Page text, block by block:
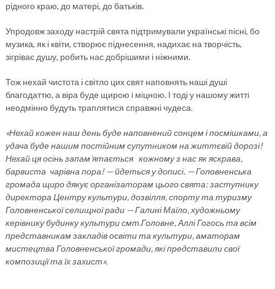
рідного краю, до матері, до батьків.
Упродовж заходу настрій свята підтримували українські пісні, бо
музика, як і квіти, створює піднесення, надихає на творчість,
зігріває душу, робить нас добрішими і ніжними.
Тож нехай чистота і світло цих свят наповнять наші душі
благодаттю, а віра буде щирою і міцною. І тоді у нашому житті
неодмінно будуть траплятися справжні чудеса.
«Нехай кожен наш день буде наповнений сонцем і посмішками, а
удача буде нашим постійним супутником на життєвій дорозі!
Нехай ця осінь запам’ятається кожному з нас як яскрава,
барвиста чарівна пора! — йдеться у дописі. — Головненська
громада щиро дякує організаторам цього свята: заступнику
директора Центру культури, дозвілля, спорту та туризму
Головненської селищної ради — Галині Маїло, художньому
керівнику будинку культури смт.Головне, Аллі Гогось та всім
представникам закладів освіти та культури, аматорам
мистецтва Головненської громади, які представили свої
композиції та їх захист».